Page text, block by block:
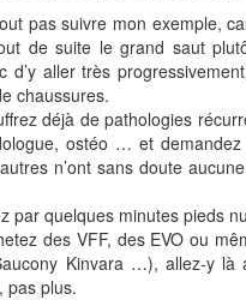
pas suivre mon exemple,
de suite le grand saut
d’y aller très
chaussures.
déjà de pathologies
ostéo … et
n’ont sans doute
par quelques minutes pieds
des VFF, des EVO ou
Kinvara …), allez-y
pas plus.